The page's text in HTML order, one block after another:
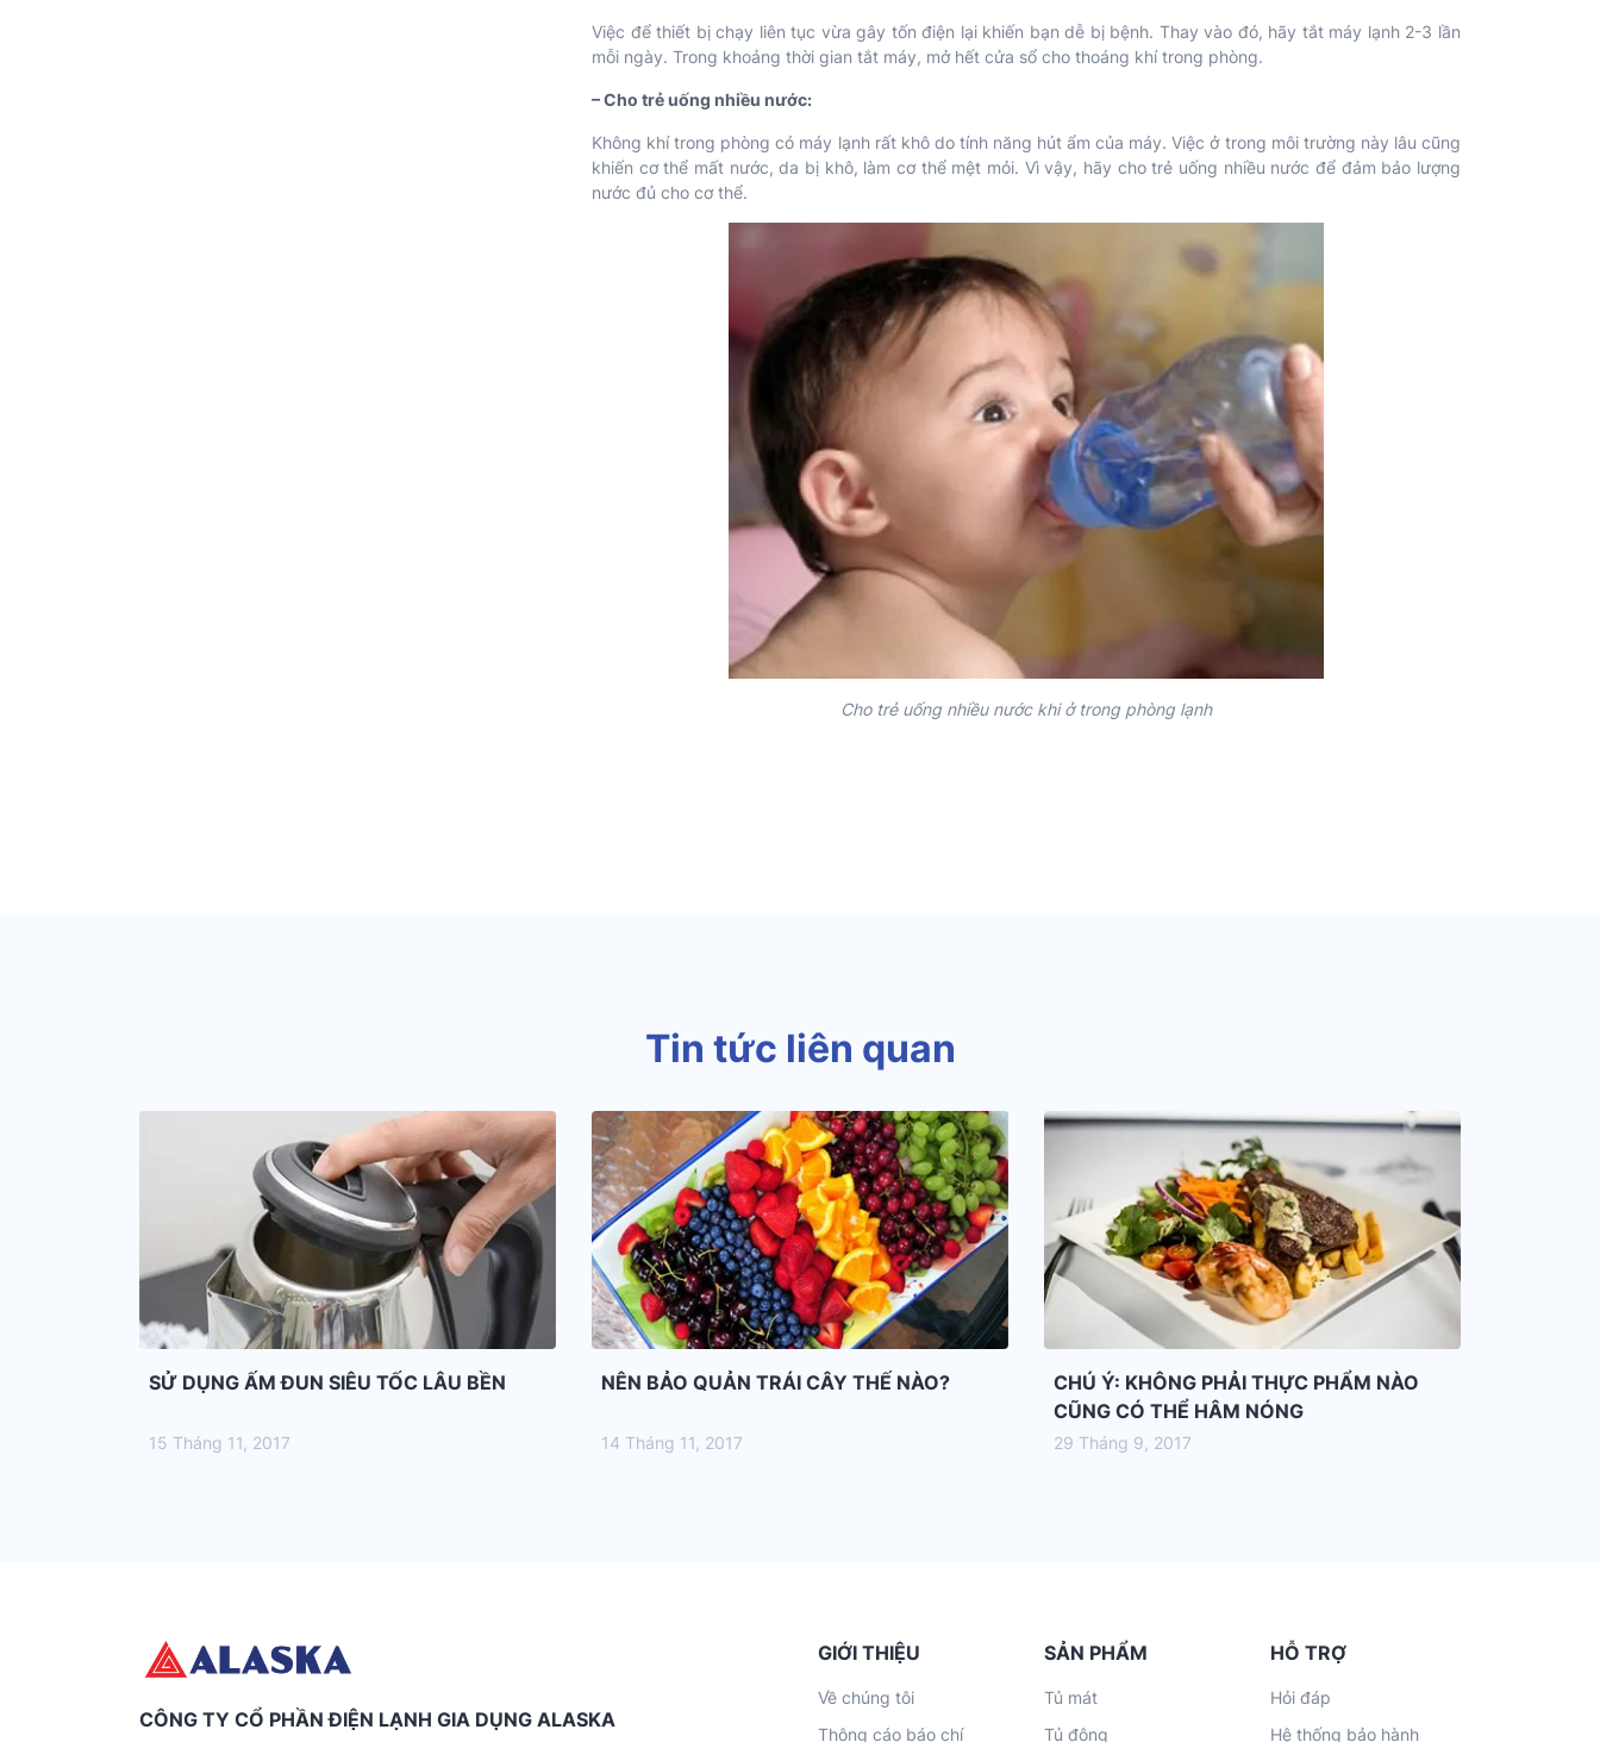
Việc để thiết bị chạy liên tục vừa gây tốn điện lại khiến bạn dễ bị bệnh. Thay vào đó, hãy tắt máy lạnh 2-3 lần
mỗi ngày. Trong khoảng thời gian tắt máy, mở hết cửa sổ cho thoáng khí trong phòng.
– Cho trẻ uống nhiều nước:
Không khí trong phòng có máy lạnh rất khô do tính năng hút ẩm của máy. Việc ở trong môi trường này lâu cũng
khiến cơ thể mất nước, da bị khô, làm cơ thể mệt mỏi. Vì vậy, hãy cho trẻ uống nhiều nước để đảm bảo lượng
nước đủ cho cơ thể.
Cho trẻ uống nhiều nước khi ở trong phòng lạnh
Tin tức liên quan
SỬ DỤNG ẤM ĐUN SIÊU TỐC LÂU BỀN
15 Tháng 11, 2017
NÊN BẢO QUẢN TRÁI CÂY THẾ NÀO?
14 Tháng 11, 2017
CHÚ Ý: KHÔNG PHẢI THỰC PHẨM NÀO
CŨNG CÓ THỂ HÂM NÓNG
29 Tháng 9, 2017
CÔNG TY CỔ PHẦN ĐIỆN LẠNH GIA DỤNG ALASKA
GIỚI THIỆU
Về chúng tôi
Thông cáo báo chí
SẢN PHẨM
Tủ mát
Tủ đông
HỖ TRỢ
Hỏi đáp
Hệ thống bảo hành